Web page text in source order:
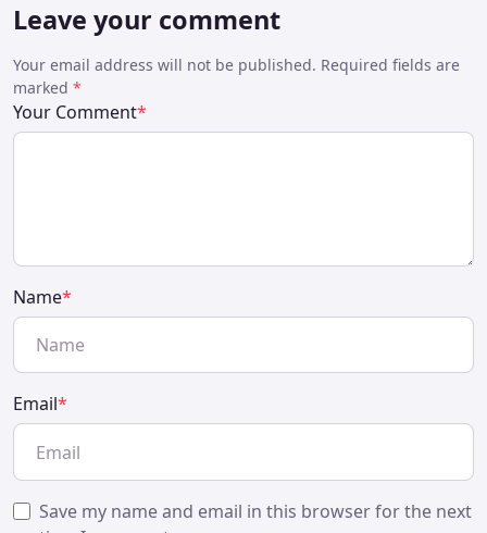
Leave your comment
Your email address will not be published. Required fields are
marked *
Your Comment*
Name*
Email*
Save my name and email in this browser for the next